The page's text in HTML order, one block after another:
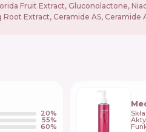
Fruit Extract, Gluconolactone,
Extract, Ceramide AS, Ceramide
20%
55%
60%